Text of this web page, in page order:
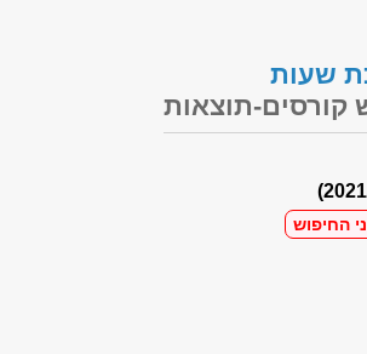
שעות
קורסים-תוצאות
החיפוש